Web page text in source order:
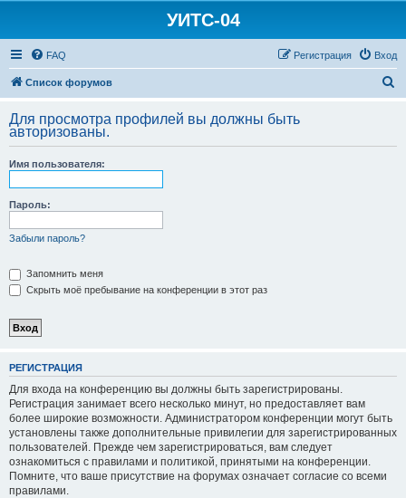
УИТС-04
FAQ Вход
Регистрация
Список форумов
с
Для просмотра профилей вы должны быть
авторизованы.
Имя пользователя:
Пароль:
Забыли пароль?
Запомнить меня
Скрыть моё пребывание на конференции в этот раз
РЕГИСТРАЦИЯ
Для входа на конференцию вы должны быть зарегистрированы.
Регистрация занимает всего несколько минут, но предоставляет вам
более широкие возможности. Администратором конференции могут быть
установлены также дополнительные привилегии для зарегистрированных
пользователей. Прежде чем зарегистрироваться, вам следует
ознакомиться с правилами и политикой, принятыми на конференции.
Помните, что ваше присутствие на форумах означает согласие со всеми
правилами.